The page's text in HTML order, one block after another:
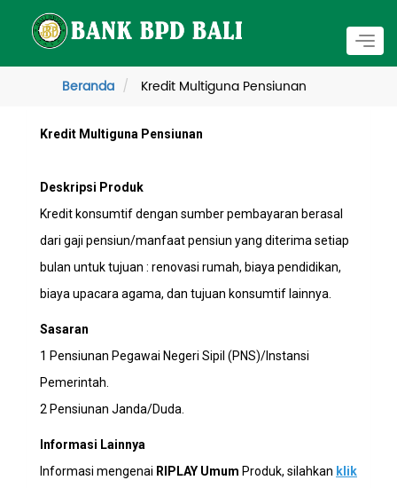
Beranda
Kredit Multiguna Pensiunan
Kredit Multiguna Pensiunan
Deskripsi Produk
Kredit konsumtif dengan sumber pembayaran berasal
dari gaji pensiun/manfaat pensiun yang diterima setiap
bulan untuk tujuan : renovasi rumah, biaya pendidikan,
biaya upacara agama, dan tujuan konsumtif lainnya.
Sasaran
1 Pensiunan Pegawai Negeri Sipil (PNS)/Instansi
Pemerintah.
2 Pensiunan Janda/Duda.
Informasi Lainnya
Informasi mengenai RIPLAY Umum Produk, silahkan klik